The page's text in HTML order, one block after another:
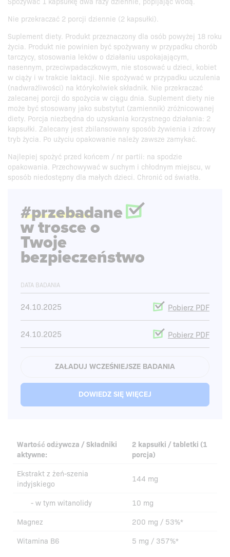
Nie przekraczać 2 porcji dziennie (2 kapsułki).
Suplement diety. Produkt przeznaczony dla osób powyżej 18 roku
życia. Produkt nie powinien być spożywany w przypadku chorób
tarczycy, stosowania leków o działaniu uspokajającym,
nasennym, przeciwpadaczkowym, nie stosować u dzieci, kobiet
w ciąży i w trakcie laktacji. Nie spożywać w przypadku uczulenia
(nadwrażliwości) na którykolwiek składnik. Nie przekraczać
zalecanej porcji do spożycia w ciągu dnia. Suplement diety nie
może być stosowany jako substytut (zamiennik) zróżnicowanej
diety. Porcja niezbędna do uzyskania korzystnego działania: 2
kapsułki. Zalecany jest zbilansowany sposób żywienia i zdrowy
tryb życia. Po użyciu opakowanie należy zawsze zamykać.
Najlepiej spożyć przed końcem / nr partii: na spodzie
opakowania. Przechowywać w suchym i chłodnym miejscu, w
sposób niedostępny dla małych dzieci. Chronić od światła.
#przebadane
w trosce o
Twoje
bezpieczeństwo
DATA BADANIA
24.10.2025 Pobierz PDF
24.10.2025 Pobierz PDF
Pobierz PDF
15.10.2025 Pobierz PDF
12.04.2024 Pobierz PDF
11.04.2024
ZAŁADUJ WCZEŚNIEJSZE BADANIA
DOWIEDZ SIĘ WIĘCEJ
Wartość odżywcza / Składniki
aktywne:
2 kapsułki / tabletki (1
porcja)
Ekstrakt z żeń-szenia
indyjskiego
144 mg
- w tym witanolidy
10 mg
Magnez
200 mg / 53%*
Witamina B6
5 mg / 357%*